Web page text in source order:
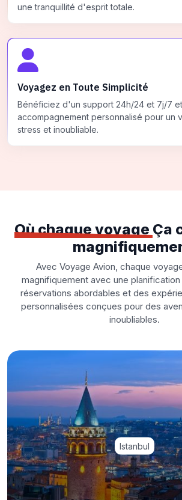
une tranquillité d'esprit totale.
Voyagez en Toute Simplicité
Bénéficiez d'un support 24h/24 et 7j/7
accompagnement personnalisé pour un
stress et inoubliable.
Où chaque voyage Ça
Avec Voyage Avion, chaque
magnifiquement avec une
réservations abordables et des
personnalisées conçues pour des
inoubliables.
Istanbul